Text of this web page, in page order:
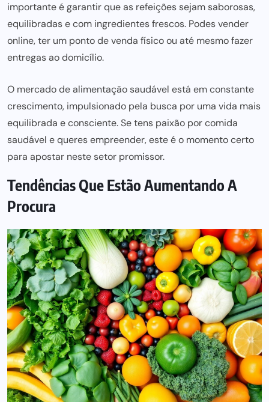
importante é garantir que as refeições sejam saborosas,
equilibradas e com ingredientes frescos. Podes vender
online, ter um ponto de venda físico ou até mesmo fazer
entregas ao domicílio.
O mercado de alimentação saudável está em constante
crescimento, impulsionado pela busca por uma vida mais
equilibrada e consciente. Se tens paixão por comida
saudável e queres empreender, este é o momento certo
para apostar neste setor promissor.
Tendências Que Estão Aumentando A
Procura